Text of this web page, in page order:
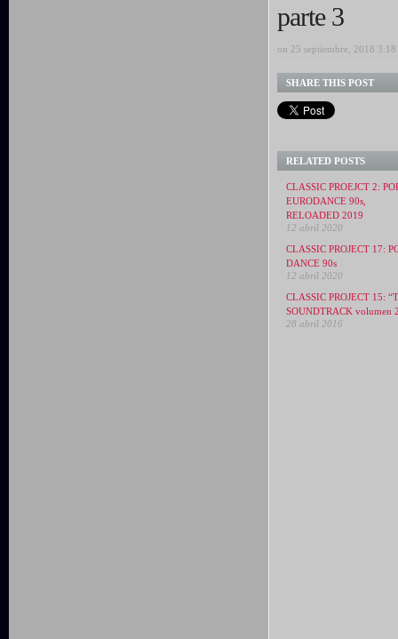
parte 3
on 25 septiembre, 2018
SHARE THIS POST
RELATED POSTS
CLASSIC PROEJCT 2:
EURODANCE 90s,
RELOADED 2019
12 abril 2020
CLASSIC PROJECT 17:
DANCE 90s
12 abril 2020
CLASSIC PROJECT 15:
SOUNDTRACK volumen
28 abril 2016